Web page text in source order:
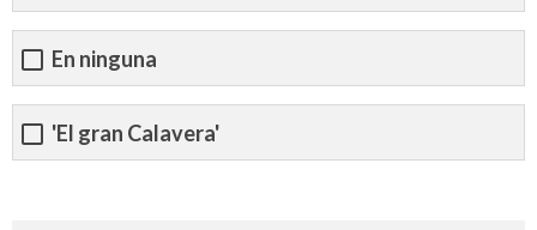
En ninguna
'El gran Calavera'